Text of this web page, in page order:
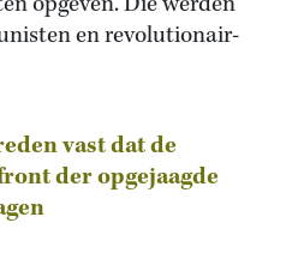
en revolutionair-
vast dat de
der opgejaagde